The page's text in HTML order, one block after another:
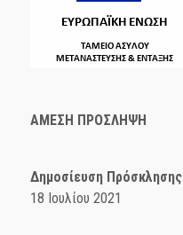
ΑΜΕΣΗ ΠΡΟΣΛΗΨΗ
Δημοσίευση Πρόσκλησης
18 Ιουλίου 2021